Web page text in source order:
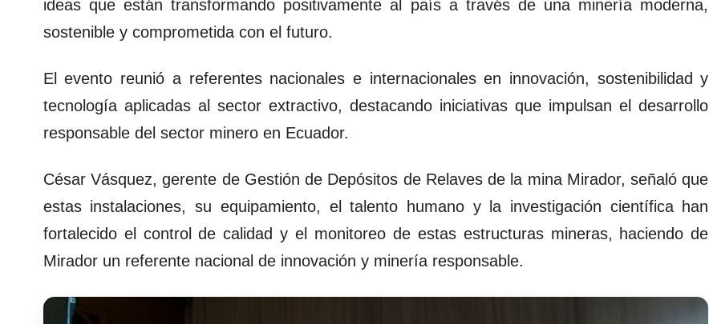
ideas que están transformando positivamente al país a través de una minería moderna,
sostenible y comprometida con el futuro.
El evento reunió a referentes nacionales e internacionales en innovación, sostenibilidad y
tecnología aplicadas al sector extractivo, destacando iniciativas que impulsan el desarrollo
responsable del sector minero en Ecuador.
César Vásquez, gerente de Gestión de Depósitos de Relaves de la mina Mirador, señaló que
estas instalaciones, su equipamiento, el talento humano y la investigación científica han
fortalecido el control de calidad y el monitoreo de estas estructuras mineras, haciendo de
Mirador un referente nacional de innovación y minería responsable.